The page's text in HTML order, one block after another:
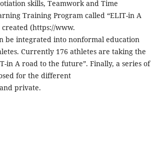
skills, Teamwork and Time
Training Program called “ELIT-in A
created (https://www.
be integrated into nonformal education
Currently 176 athletes are taking the
in A road to the future”. Finally, a series of
for the different
private.